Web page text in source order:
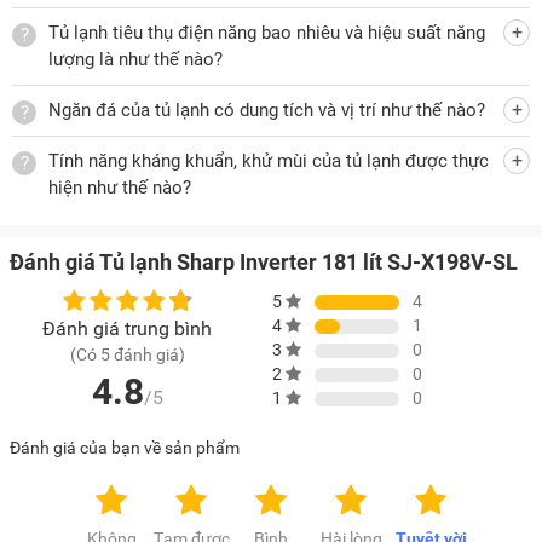
không còn ngửi thấy mùi hôi khó chịu, mang đến trải nghiệm
sử dụng thoải mái.
Tiết kiệm điện năng với công nghệ J-Tech Inverter
Công nghệ J-Tech Inverter là công nghệ tiết kiệm điện tiên
đó có cả tủ lạnh Sharp SJ-X198V-SL. Với công nghệ này, tủ
lạnh Sharp có thể thay đổi tới 36 cấp độ công suất làm lạnh
thay vì 7 cấp độ như dòng tủ lạnh Sharp thông thường (non-
Inverter). Nhờ đó, tủ lạnh sẽ không phải tắt đi khởi động lại
liên tục mà chỉ cần tăng tốc khi cần thiết. Điều này giúp thiết
bị hoạt động êm ái hơn, bền hơn và tiết kiệm điện năng.
Theo công bố của hãng, sản phẩm có công suất tiêu thụ
điện là 249kWh/năm đạt hiệu suất năng lượng 2,47 nên bạn
Tủ lạnh tiêu thụ điện năng bao nhiêu và hiệu suất năng
lượng là như thế nào?
Ngăn đá của tủ lạnh có dung tích và vị trí như thế nào?
Tính năng kháng khuẩn, khử mùi của tủ lạnh được thực
hiện như thế nào?
Đánh giá Tủ lạnh Sharp Inverter 181 lít SJ-X198V-SL
Đánh giá trung bình
(Có 5 đánh giá)
4.8/5
5
4
4
1
3
0
2
0
1
0
Đánh giá của bạn về sản phẩm